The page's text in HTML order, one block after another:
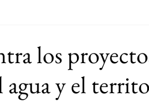
Morelos Capítulo Europa
los
agua y el